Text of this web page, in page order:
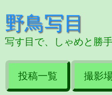
野鳥写目
写す目で、しゃめと勝
投稿一覧 撮影